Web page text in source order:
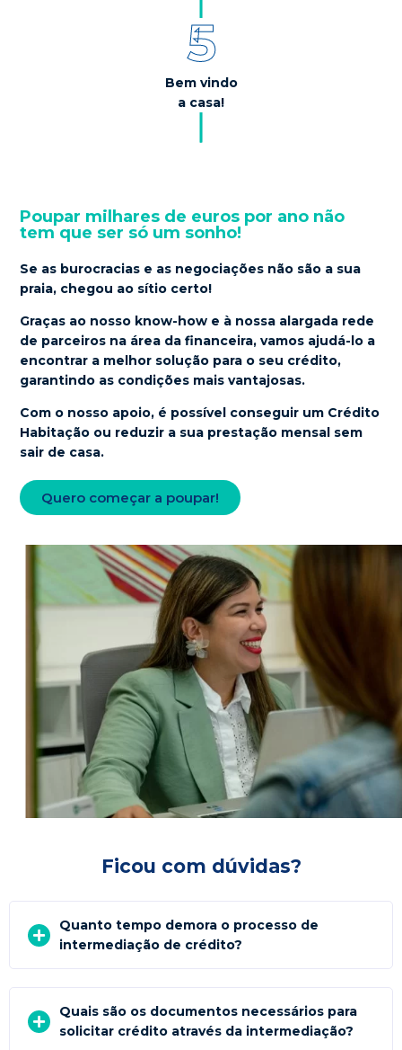
100
5
Bem vindo
a casa!
Poupar milhares de euros por ano não
tem que ser só um sonho!
Se as burocracias e as negociações não são a sua
praia, chegou ao sítio certo!
Graças ao nosso know-how e à nossa alargada rede
de parceiros na área da financeira, vamos ajudá-lo a
encontrar a melhor solução para o seu crédito,
garantindo as condições mais vantajosas.
Com o nosso apoio, é possível conseguir um Crédito
Habitação ou reduzir a sua prestação mensal sem
sair de casa.
Quero começar a poupar!
Ficou com dúvidas?
Quanto tempo demora o processo de
intermediação de crédito?
Quais são os documentos necessários para
solicitar crédito através da intermediação?